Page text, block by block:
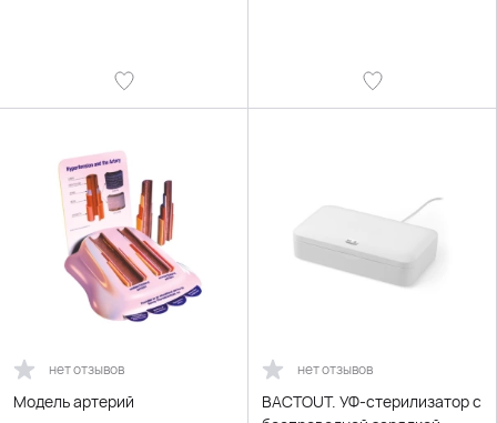
нет отзывов
Модель артерий
нет отзывов
BACTOUT. УФ-стерилизатор c